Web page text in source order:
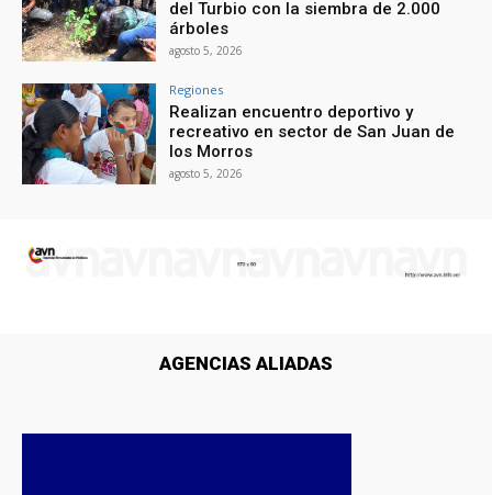
del Turbio con la siembra de 2.000
árboles
agosto 5, 2026
Regiones
Realizan encuentro deportivo y
recreativo en sector de San Juan de
los Morros
agosto 5, 2026
AGENCIAS ALIADAS